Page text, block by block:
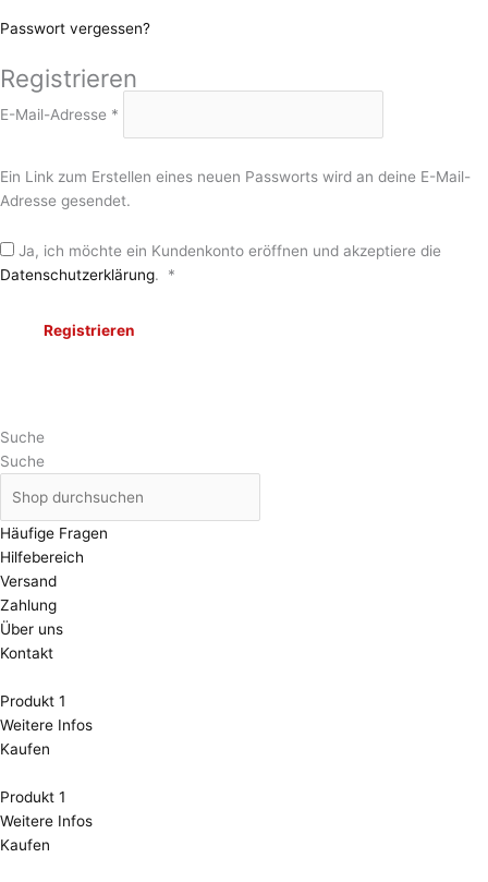
Passwort vergessen?
Registrieren
E-Mail-Adresse *
Ein Link zum Erstellen eines neuen Passworts wird an deine E-Mail-
Adresse gesendet.
Ja, ich möchte ein Kundenkonto eröffnen und akzeptiere die
Datenschutzerklärung. *
Registrieren
Suche
Suche
Häufige Fragen
Hilfebereich
Versand
Zahlung
Über uns
Kontakt
Produkt 1
Weitere Infos
Kaufen
Produkt 1
Weitere Infos
Kaufen